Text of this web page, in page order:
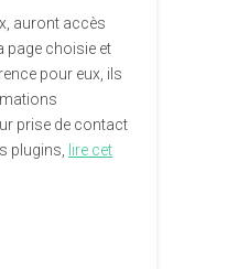
auront accès
page choisie et
pour eux, ils
prise de contact
plugins, lire cet